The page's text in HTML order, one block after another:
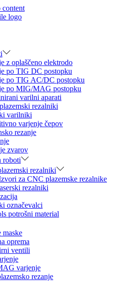
content
z oplaščeno elektrodo
po TIG DC postopku
po TIG AC/DC postopku
po MIG/MAG postopku
varilni aparati
rezalniki
varilniki
varjenje čepov
rezanje
zvarov
roboti
rezalniki
za CNC plazemske rezalnike
rezalniki
označevalci
potrošni material
maske
oprema
ventili
varjenje
rezanje